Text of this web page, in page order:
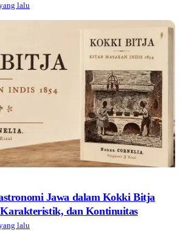
lalu
Jawa dalam Kokki Bitja
dan Kontinuitas
lalu